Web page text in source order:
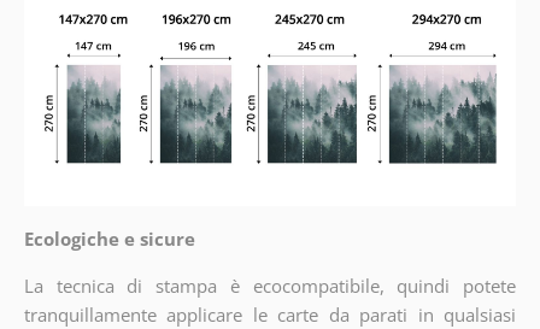
Ecologiche e sicure
La tecnica di stampa è ecocompatibile, quindi potete
tranquillamente applicare le carte da parati in qualsiasi